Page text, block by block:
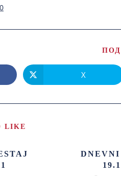
X
LIKE